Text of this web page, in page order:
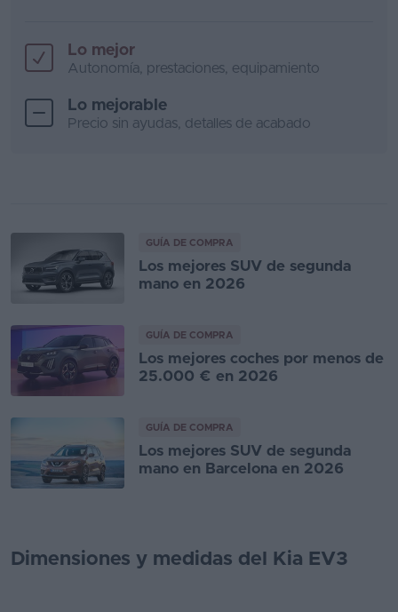
Lo mejor
Autonomía, prestaciones, equipamiento
Lo mejorable
Precio sin ayudas, detalles de acabado
GUÍA DE COMPRA
Los mejores SUV de segunda
mano en 2026
GUÍA DE COMPRA
Los mejores coches por menos de
25.000 € en 2026
GUÍA DE COMPRA
Los mejores SUV de segunda
mano en Barcelona en 2026
Dimensiones y medidas del Kia EV3